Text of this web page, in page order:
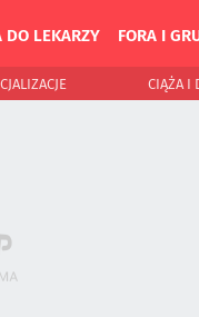
DO LEKARZY FORA I
CIĄŻA I